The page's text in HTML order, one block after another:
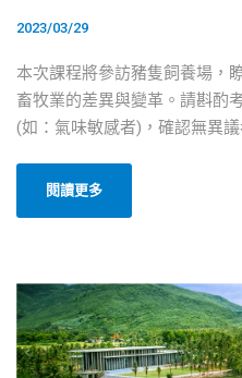
2023/03/29
本次課程將參訪豬隻飼養場，
畜牧業的差異與變革。請斟酌
(如：氣味敏感者)，確認無異議
閱讀更多